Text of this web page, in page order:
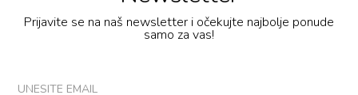
Prijavite se na naš newsletter i očekujte najbolje ponude
samo za vas!